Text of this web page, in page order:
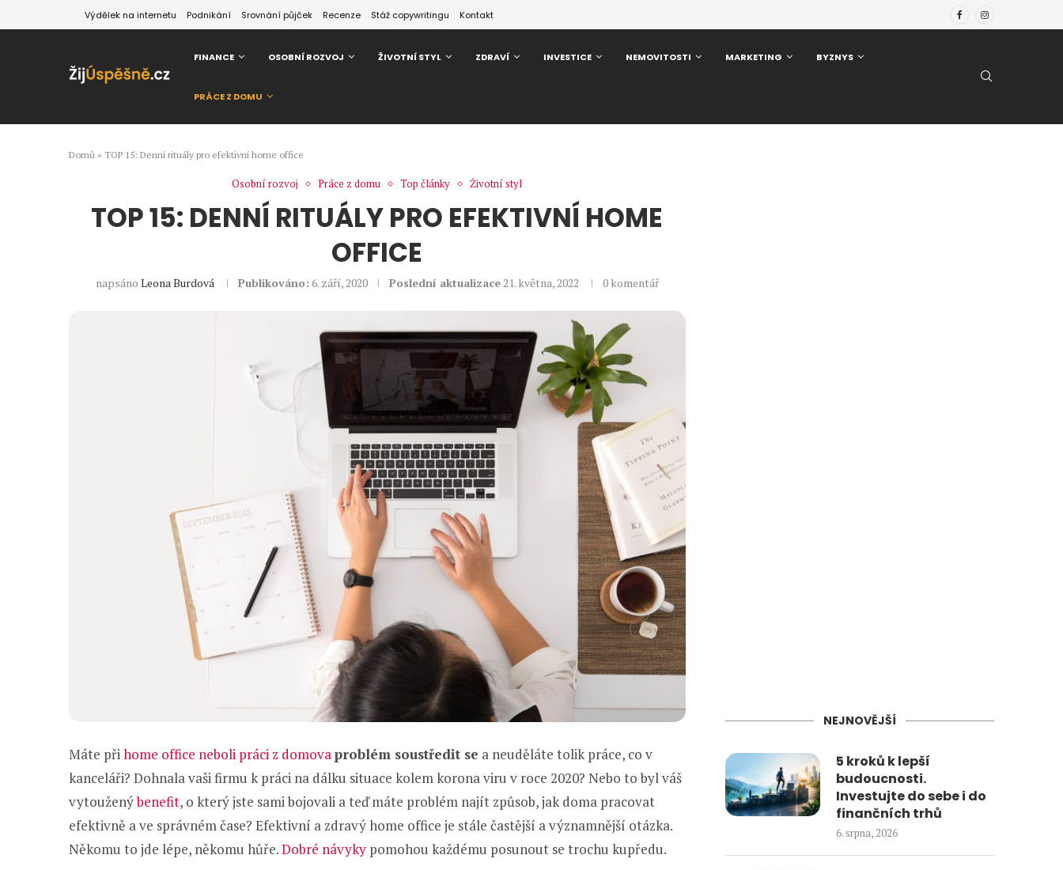
Výdělek na internetu Podnikání Srovnání půjček Recenze Stáž copywritingu Kontakt
FINANCE OSOBNÍ ROZVOJ ŽIVOTNÍ STYL ZDRAVÍ INVESTICE NEMOVITOSTI MARKETING BYZNYS
PRÁCE Z DOMU
Domů » TOP 15: Denní rituály pro efektivní home office
Osobní rozvoj Práce z domu Top články Životní styl
TOP 15: DENNÍ RITUÁLY PRO EFEKTIVNÍ HOME
OFFICE
napsáno Leona Burdová Publikováno: 6. září, 2020 Poslední aktualizace21. května, 2022 0 komentář
Máte přihome office neboli práci z domovaproblém soustředit se a neuděláte tolik práce, co v
kanceláři? Dohnala vaši firmu k práci na dálku situace kolem korona viru v roce 2020? Nebo to byl váš
vytouženýbenefit, o který jste sami bojovali a teď máte problém najít způsob, jak doma pracovat
efektivně a ve správném čase? Efektivní a zdravý home office je stále častější a významnější otázka.
Někomu to jde lépe, někomu hůře.Dobré návyky pomohou každému posunout se trochu kupředu.
NEJNOVĚJŠÍ
5 kroků k lepší
budoucnosti.
Investujte do sebe i do
finančních trhů
6. srpna, 2026